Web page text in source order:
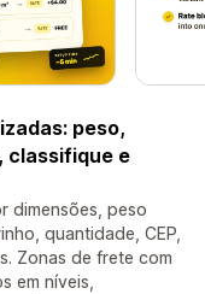
peso,
classifique e
dimensões, peso
quantidade, CEP,
Zonas de frete com
em níveis,